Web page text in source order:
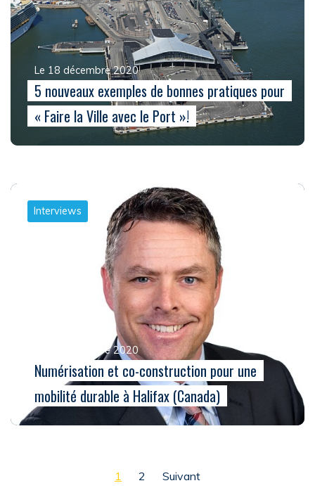
Le 18 décembre 2020
5 nouveaux exemples de bonnes pratiques pour
« Faire la Ville avec le Port »!
Interviews
Le 15 décembre 2020
Numérisation et co-construction pour une
mobilité durable à Halifax (Canada)
Pagination des publications
1 2 Suivant